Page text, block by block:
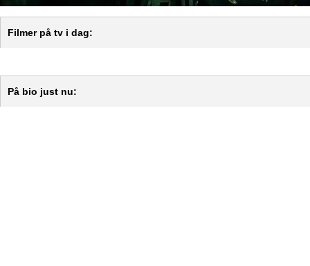
Filmer på tv i dag:
På bio just nu: